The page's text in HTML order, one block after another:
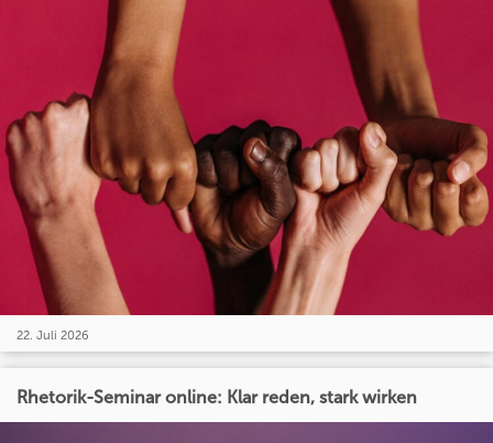
22. Juli 2026
Rhetorik-Seminar online: Klar reden, stark wirken